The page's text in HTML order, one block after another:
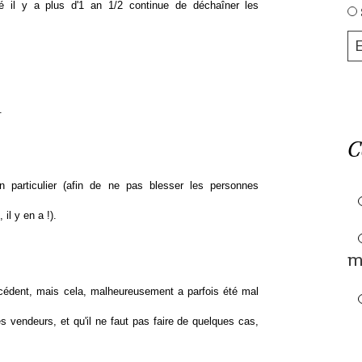
il y a plus d'1 an 1/2 continue de déchaîner les
particulier (afin de ne pas blesser les personnes
il y en a !).
mais cela, malheureusement a parfois été mal
vendeurs, et qu'il ne faut pas faire de quelques cas,